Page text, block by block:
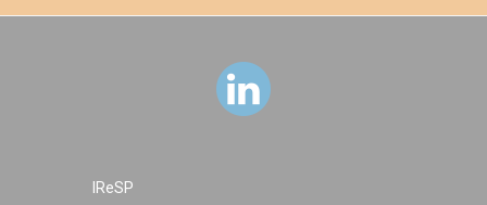
IReSP